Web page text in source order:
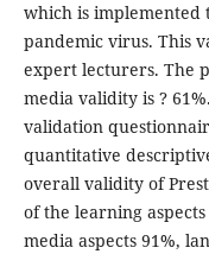
which is implemented
pandemic virus. This
expert lecturers. The
media validity is ?
validation
quantitative
overall validity of
of the learning
media aspects 91%,